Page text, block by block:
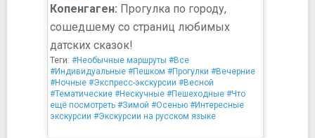
Копенгаген: Прогулка по городу,
сошедшему со страниц любимых
датских сказок!
Теги: #Необычные маршруты #Все
#Индивидуальные #Пешком #Прогулки #Вечерние
#Ночные #Экспресс-экскурсии #Весной
#Тематические #Нескучные #Пешеходные #Что
ещё посмотреть #Зимой #Осенью #Интересные
экскурсии #Экскурсии на русском языке